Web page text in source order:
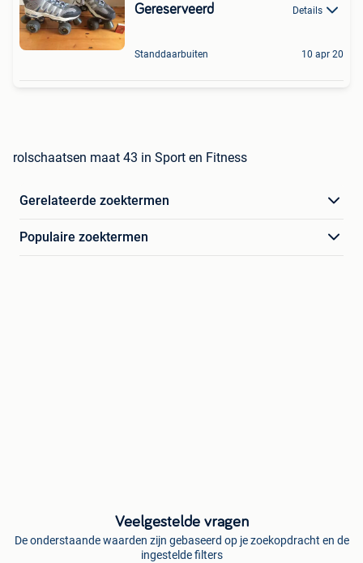
Gereserveerd Details
Standdaarbuiten 10 apr 20
rolschaatsen maat 43 in Sport en Fitness
Gerelateerde zoektermen
Populaire zoektermen
Veelgestelde vragen
De onderstaande waarden zijn gebaseerd op je zoekopdracht en de
ingestelde filters